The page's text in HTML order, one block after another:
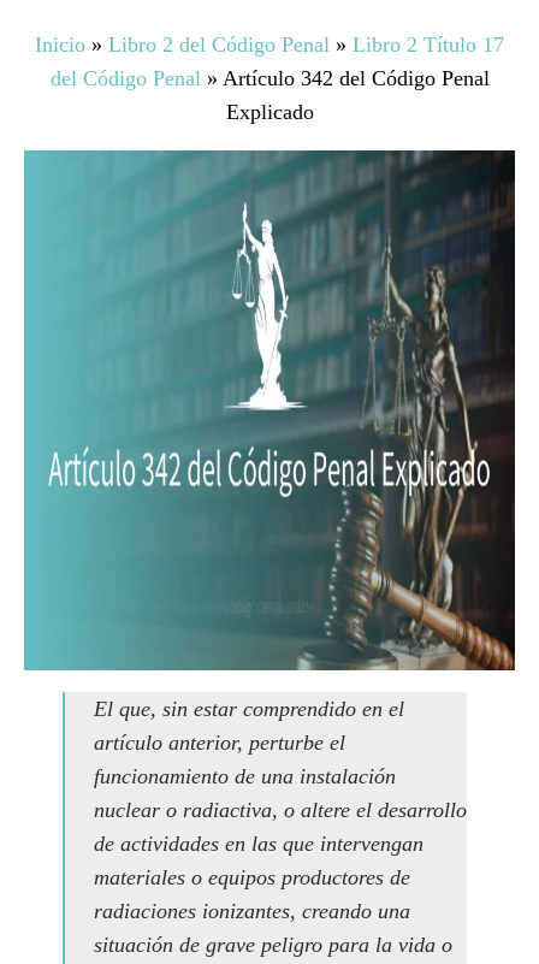
Inicio » Libro 2 del Código Penal » Libro 2 Título 17
del Código Penal» Artículo 342 del Código Penal
Explicado
El que, sin estar comprendido en el
artículo anterior, perturbe el
funcionamiento de una instalación
nuclear o radiactiva, o altere el desarrollo
de actividades en las que intervengan
materiales o equipos productores de
radiaciones ionizantes, creando una
situación de grave peligro para la vida o